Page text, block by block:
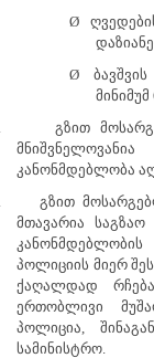
Ø
Ø
გზით
კანონმდებლობა
გზით
მთავარია
პოლიციის მიერ
ქაღალდად
ერთობლივი
პოლიცია,
სამინისტრო.